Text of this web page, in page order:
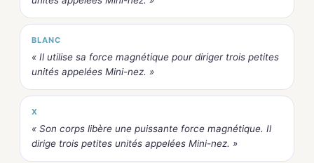
BLANC
« Il utilise sa force magnétique pour diriger trois petites
unités appelées Mini-nez. »
X
« Son corps libère une puissante force magnétique. Il
dirige trois petites unités appelées Mini-nez. »